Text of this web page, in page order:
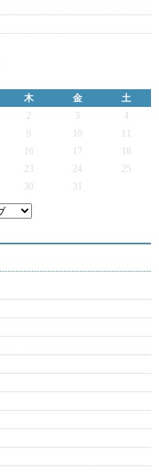
木 金
土
2 3
4
9
16 17
23 24
25
30 31